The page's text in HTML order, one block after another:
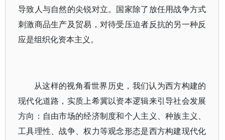
导致人与自然的尖锐对立。国家除了放任用战争方式
刺激商品生产及贸易，对待受压迫者反抗的另一种反
应是组织化资本主义。
从这样的视角看世界历史，我们认为西方构建的
现代化道路，实质上希冀以资本逻辑来引导社会发展
方向：自由市场的经济制度和个人主义、种族主义、
工具理性、战争、权力等观念形态是西方构建现代化